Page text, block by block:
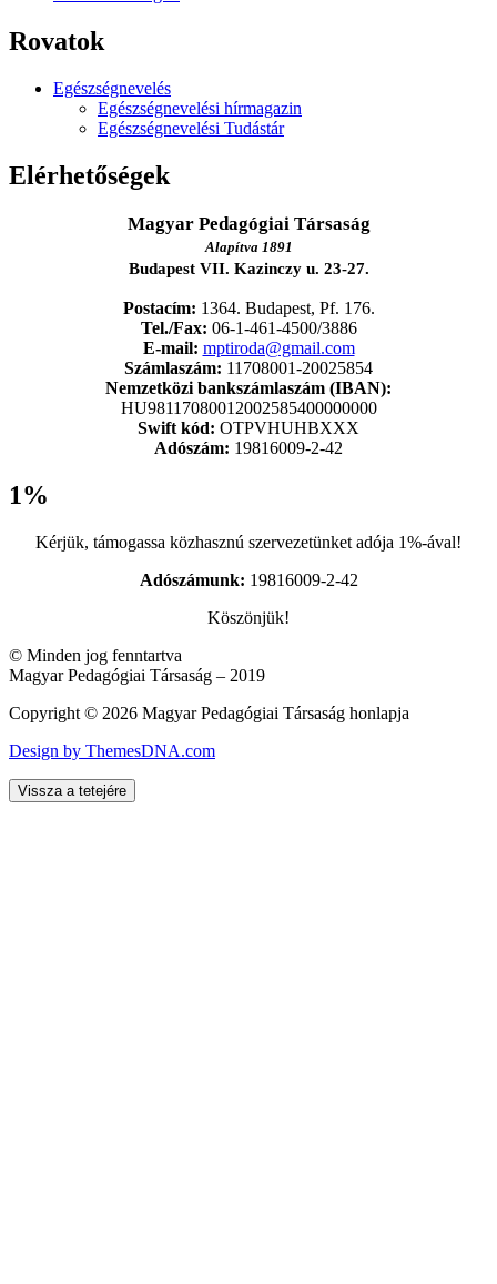
Rovatok
Egészségnevelés
Egészségnevelési hírmagazin
Egészségnevelési Tudástár
Elérhetőségek
Magyar Pedagógiai Társaság
Alapítva 1891
Budapest VII. Kazinczy u. 23-27.
Postacím: 1364. Budapest, Pf. 176.
Tel./Fax: 06-1-461-4500/3886
E-mail: mptiroda@gmail.com
Számlaszám: 11708001-20025854
Nemzetközi bankszámlaszám (IBAN):
HU98117080012002585400000000
Swift kód: OTPVHUHBXXX
Adószám: 19816009-2-42
1%
Kérjük, támogassa közhasznú szervezetünket adója 1%-ával!
Adószámunk: 19816009-2-42
Köszönjük!
© Minden jog fenntartva
Magyar Pedagógiai Társaság – 2019
Copyright © 2026 Magyar Pedagógiai Társaság honlapja
Design by ThemesDNA.com
Vissza a tetejére